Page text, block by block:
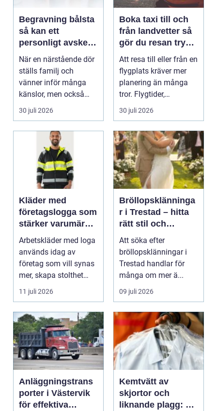
Begravning bålsta
så kan ett
personligt avsked
formas
När en närstående dör
ställs familj och
vänner inför många
känslor, men också
praktiska beslut. En b...
30 juli 2026
Boka taxi till och
från landvetter så
gör du resan trygg
och smidig
Att resa till eller från en
flygplats kräver mer
planering än många
tror. Flygtider,
packning, säker...
30 juli 2026
Kläder med
företagslogga som
stärker varumärket
varje dag
Arbetskläder med loga
används idag av
företag som vill synas
mer, skapa stolthet
inte...
11 juli 2026
Bröllopsklänninga
r i Trestad – hitta
rätt stil och
passform inför den
stora dagen
Att söka efter
bröllopsklänningar i
Trestad handlar för
många om mer ä...
09 juli 2026
Anläggningstrans
porter i Västervik
för effektiva
Kemtvätt av
skjortor och
liknande plagg: Så